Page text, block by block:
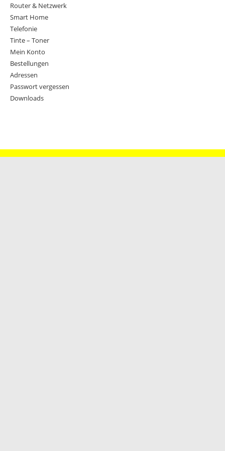
Router & Netzwerk
Smart Home
Telefonie
Tinte – Toner
Mein Konto
Bestellungen
Adressen
Passwort vergessen
Downloads